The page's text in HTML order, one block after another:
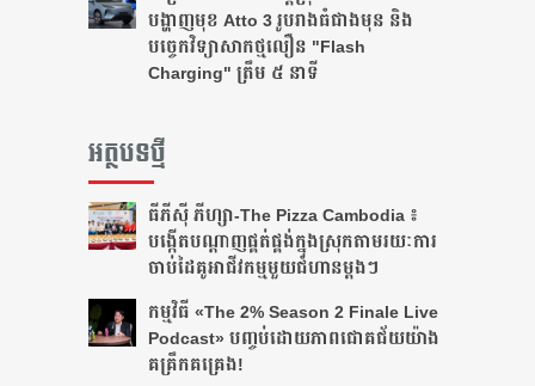
បង្ហាញមុខ Atto 3 រូបរាងធំជាងមុន និង
បច្ចេកវិទ្យាសាកថ្មលឿន "Flash
Charging" ត្រឹម ៥ នាទី
អត្ថបទថ្មី
ធីភីស៊ី ភីហ្សា-The Pizza Cambodia ៖
បង្កើត​បណ្តាញ​ផ្គត់ផ្គង់​ក្នុង​ស្រុក​តាមរយៈ​ការ​
ចាប់​ដៃ​គូ​អាជីវកម្ម​មួយ​ជំហាន​ម្តងៗ​
កម្មវិធី «The 2% Season 2 Finale Live
Podcast» បញ្ចប់ដោយភាពជោគជ័យយ៉ាង
គគ្រឹកគគ្រេង!